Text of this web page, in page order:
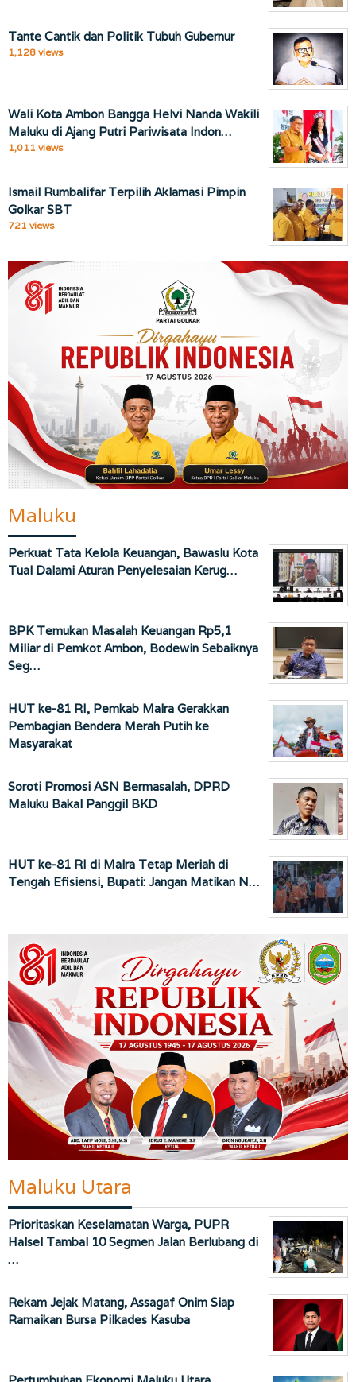
Tante Cantik dan Politik Tubuh Gubernur
1,128 views
Wali Kota Ambon Bangga Helvi Nanda Wakili
Maluku di Ajang Putri Pariwisata Indon…
1,011 views
Ismail Rumbalifar Terpilih Aklamasi Pimpin
Golkar SBT
721 views
Maluku
Perkuat Tata Kelola Keuangan, Bawaslu Kota
Tual Dalami Aturan Penyelesaian Kerug…
BPK Temukan Masalah Keuangan Rp5,1
Miliar di Pemkot Ambon, Bodewin Sebaiknya
Seg…
HUT ke-81 RI, Pemkab Malra Gerakkan
Pembagian Bendera Merah Putih ke
Masyarakat
Soroti Promosi ASN Bermasalah, DPRD
Maluku Bakal Panggil BKD
HUT ke-81 RI di Malra Tetap Meriah di
Tengah Efisiensi, Bupati: Jangan Matikan N…
Maluku Utara
Prioritaskan Keselamatan Warga, PUPR
Halsel Tambal 10 Segmen Jalan Berlubang di
…
Rekam Jejak Matang, Assagaf Onim Siap
Ramaikan Bursa Pilkades Kasuba